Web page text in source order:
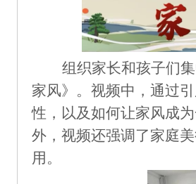
组织家长和孩子们
家风》。 视频中，通过
性，以及如何让家风成
外，视频还强调了家庭
用。